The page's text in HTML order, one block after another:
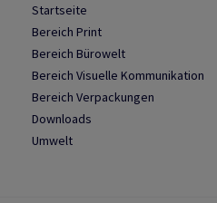
Startseite
Bereich Print
Bereich Bürowelt
Bereich Visuelle Kommunikation
Bereich Verpackungen
Downloads
Umwelt